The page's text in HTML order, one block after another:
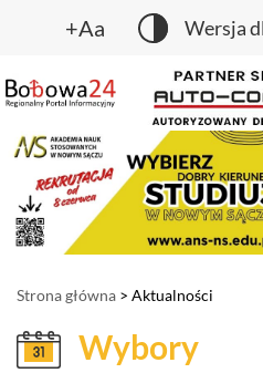
+Aa Wersja
Strona główna > Aktualności
Wybory